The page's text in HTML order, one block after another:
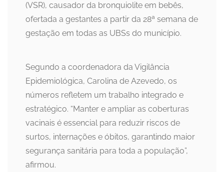
(VSR), causador da bronquiolite em bebês,
ofertada a gestantes a partir da 28ª semana de
gestação em todas as UBSs do município.
Segundo a coordenadora da Vigilância
Epidemiológica, Carolina de Azevedo, os
números refletem um trabalho integrado e
estratégico. “Manter e ampliar as coberturas
vacinais é essencial para reduzir riscos de
surtos, internações e óbitos, garantindo maior
segurança sanitária para toda a população”,
afirmou.